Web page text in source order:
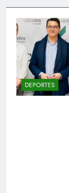
DEPORTES